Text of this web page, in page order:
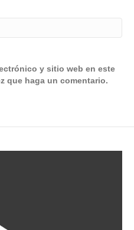
y sitio web en este
que haga un comentario.